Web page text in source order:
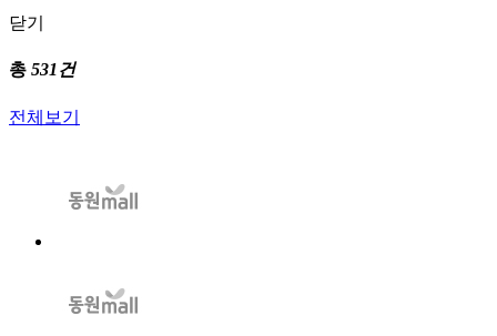
닫기
총 531건
전체보기